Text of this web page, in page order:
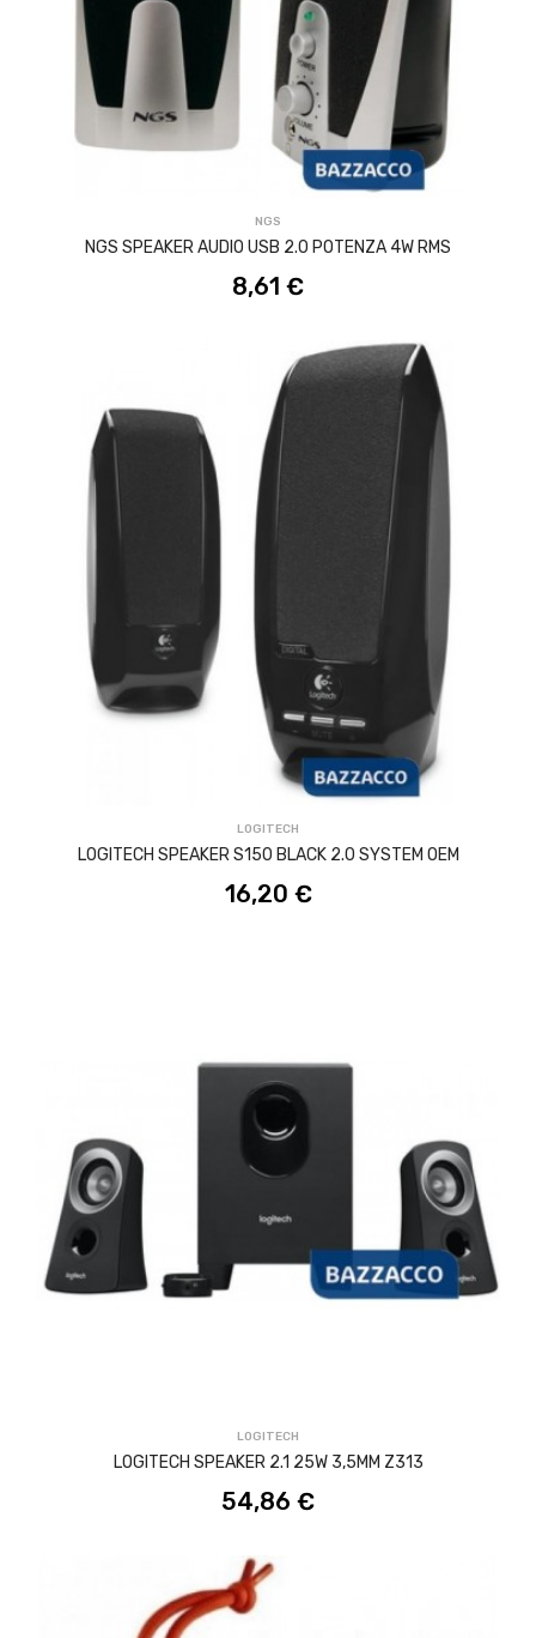
NGS
NGS SPEAKER AUDIO USB 2.0 POTENZA 4W RMS
8,61 €
ACQUISTA
LOGITECH
LOGITECH SPEAKER S150 BLACK 2.0 SYSTEM OEM
16,20 €
ACQUISTA
LOGITECH
LOGITECH SPEAKER 2.1 25W 3,5MM Z313
54,86 €